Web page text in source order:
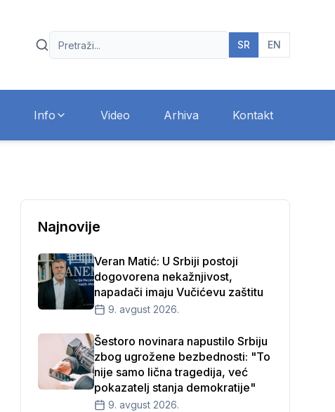
SR EN
Info Video Arhiva Kontakt
Najnovije
Veran Matić: U Srbiji postoji
dogovorena nekažnjivost,
napadači imaju Vučićevu zaštitu
9. avgust 2026.
Šestoro novinara napustilo Srbiju
zbog ugrožene bezbednosti: "To
nije samo lična tragedija, već
pokazatelj stanja demokratije"
9. avgust 2026.